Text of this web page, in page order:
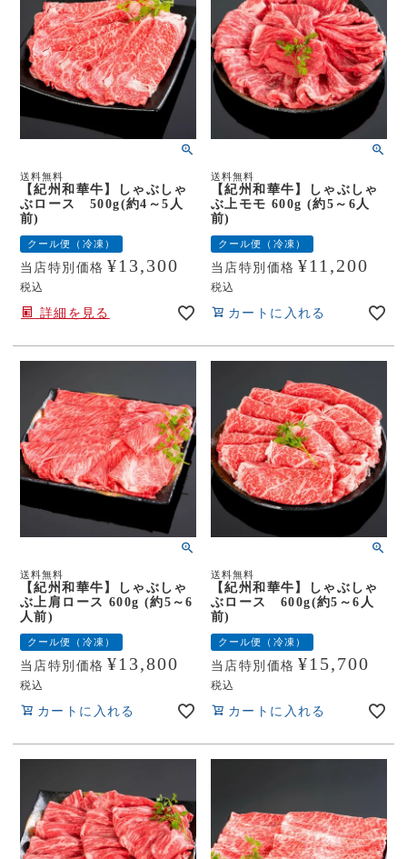
送料無料
【紀州和華牛】しゃぶしゃ
ぶロース 500g(約4～5人
前)
クール便（冷凍）
当店特別価格 ¥13,300
税込
詳細を見る
送料無料
【紀州和華牛】しゃぶしゃ
ぶ上モモ 600g (約5～6人
前)
クール便（冷凍）
当店特別価格 ¥11,200
税込
カートに入れる
送料無料
【紀州和華牛】しゃぶしゃ
ぶ上肩ロース 600g (約5～6
人前)
クール便（冷凍）
当店特別価格 ¥13,800
税込
カートに入れる
送料無料
【紀州和華牛】しゃぶしゃ
ぶロース 600g(約5～6人
前)
クール便（冷凍）
当店特別価格 ¥15,700
税込
カートに入れる